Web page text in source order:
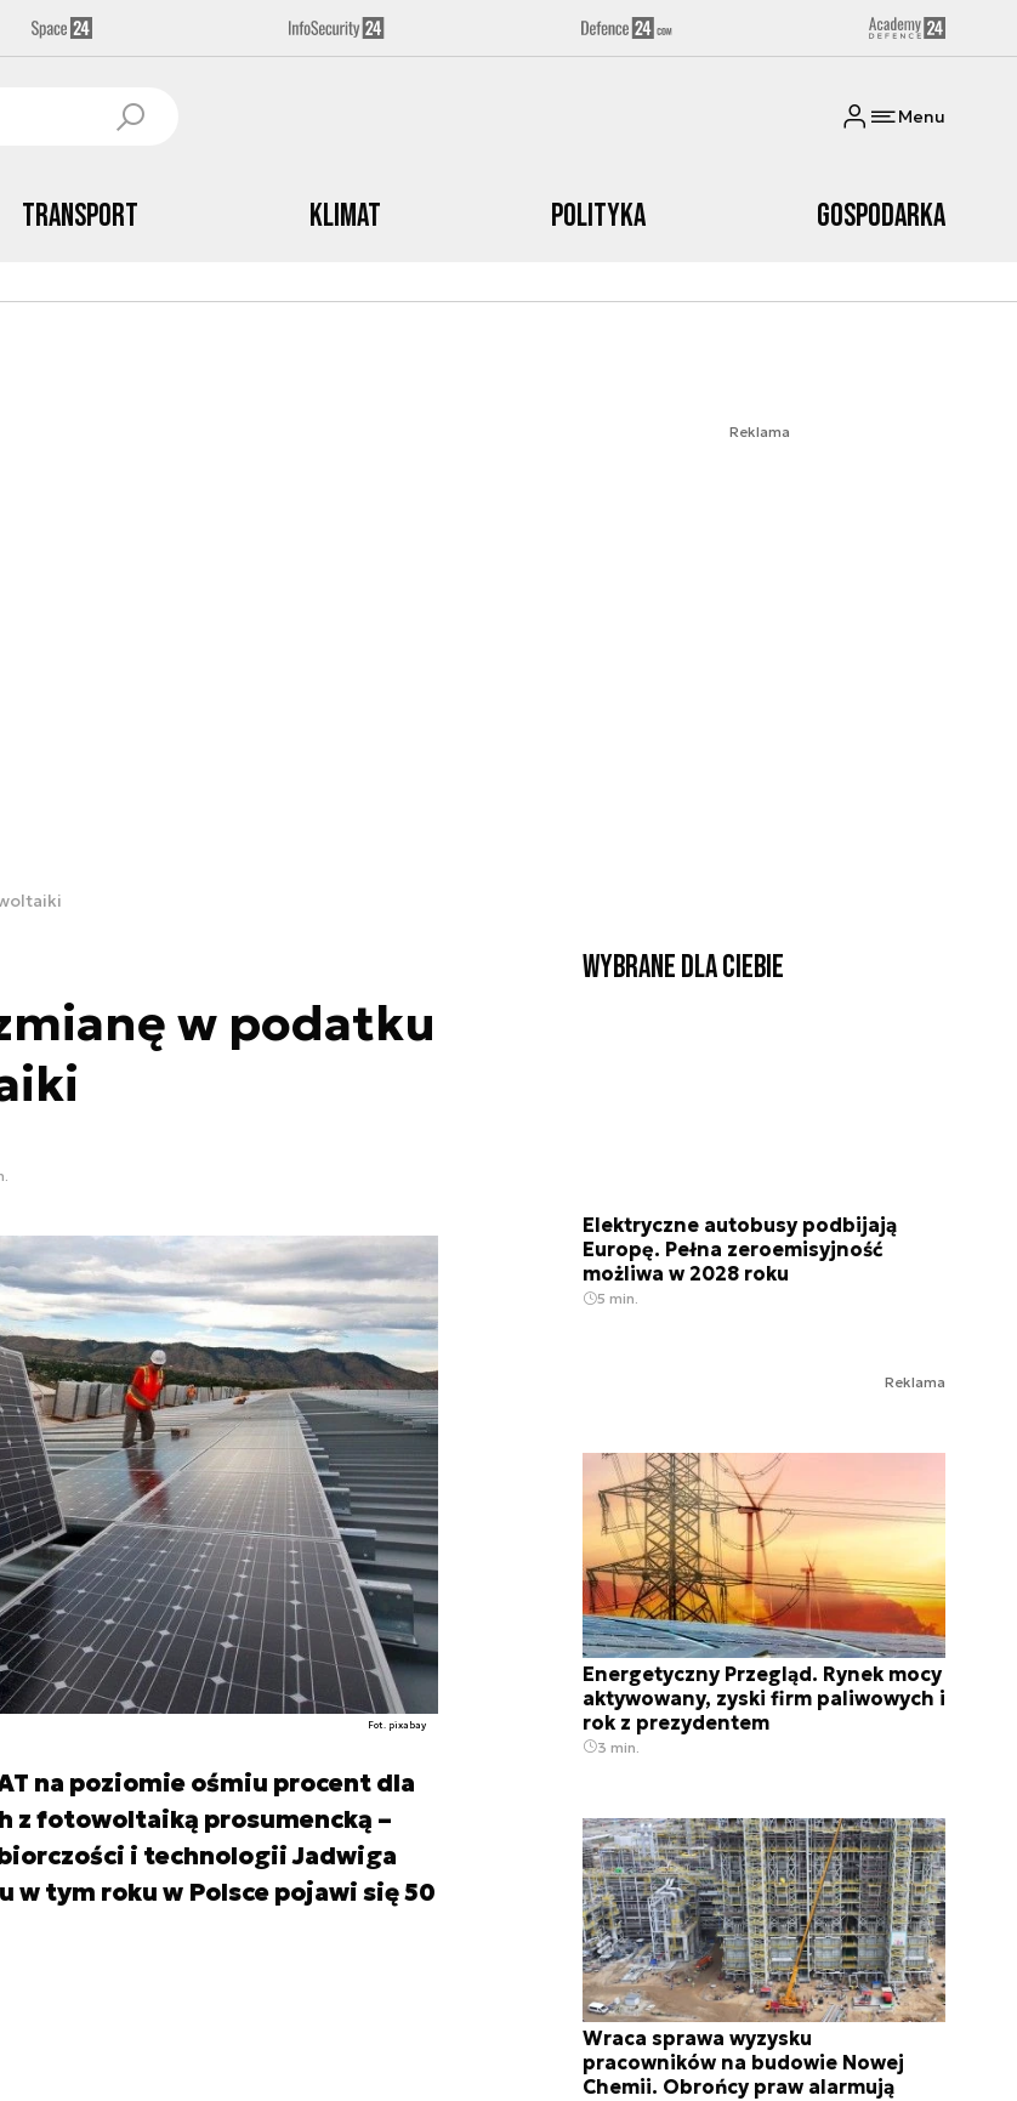
Menu
Transport Klimat Polityka Gospodarka
Reklama
w podatku
Fot. pixabay
na poziomie ośmiu procent dla
z fotowoltaiką prosumencką –
i technologii Jadwiga
w tym roku w Polsce pojawi się 50
Wybrane dla Ciebie
Elektryczne autobusy podbijają
Europę. Pełna zeroemisyjność
możliwa w 2028 roku
5 min.
Reklama
Energetyczny Przegląd. Rynek mocy
aktywowany, zyski firm paliwowych i
rok z prezydentem
3 min.
Wraca sprawa wyzysku
pracowników na budowie Nowej
Chemii. Obrońcy praw alarmują